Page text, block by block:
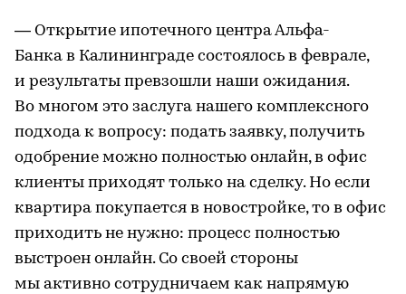
— Открытие ипотечного центра Альфа-
Банка в Калининграде состоялось в феврале,
и результаты превзошли наши ожидания.
Во многом это заслуга нашего комплексного
подхода к вопросу: подать заявку, получить
одобрение можно полностью онлайн, в офис
клиенты приходят только на сделку. Но если
квартира покупается в новостройке, то в офис
приходить не нужно: процесс полностью
выстроен онлайн. Со своей стороны
мы активно сотрудничаем как напрямую